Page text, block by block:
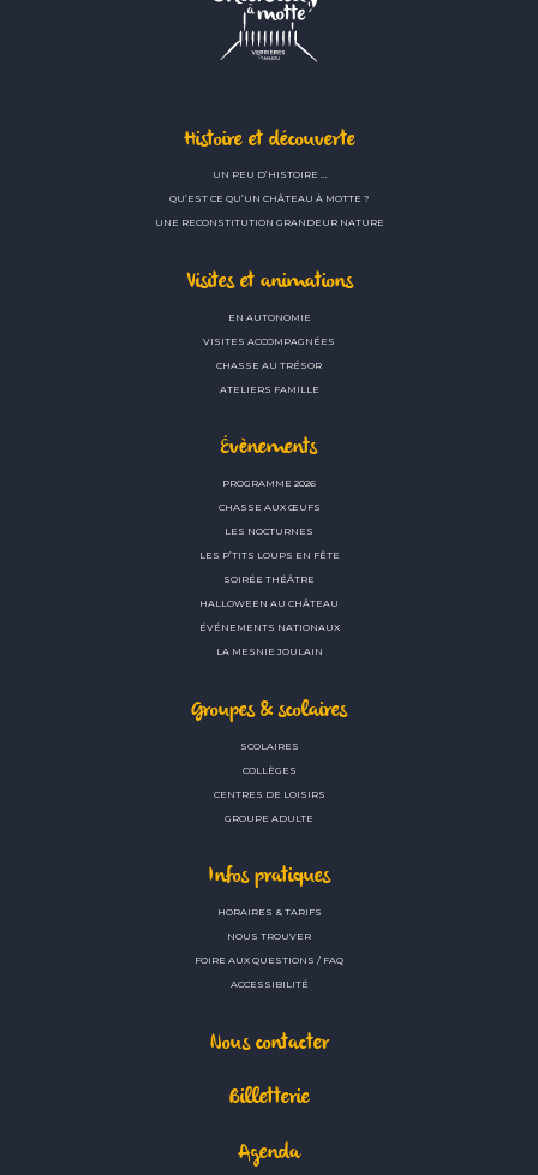
Histoire et découverte
UN PEU D’HISTOIRE …
QU’EST CE QU’UN CHÂTEAU À MOTTE ?
UNE RECONSTITUTION GRANDEUR NATURE
Visites et animations
EN AUTONOMIE
VISITES ACCOMPAGNÉES
CHASSE AU TRÉSOR
ATELIERS FAMILLE
Évènements
PROGRAMME 2026
CHASSE AUX ŒUFS
LES NOCTURNES
LES P’TITS LOUPS EN FÊTE
SOIRÉE THÉÂTRE
HALLOWEEN AU CHÂTEAU
ÉVÉNEMENTS NATIONAUX
LA MESNIE JOULAIN
Groupes & scolaires
SCOLAIRES
COLLÈGES
CENTRES DE LOISIRS
GROUPE ADULTE
Infos pratiques
HORAIRES & TARIFS
NOUS TROUVER
FOIRE AUX QUESTIONS / FAQ
ACCESSIBILITÉ
Nous contacter
Billetterie
Agenda